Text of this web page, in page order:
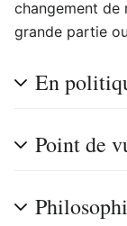
changement de
grande partie
En
Point de